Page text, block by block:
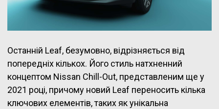
Останній Leaf, безумовно, відрізняється від
попередніх кількох. Його стиль натхненний
концептом Nissan Chill-Out, представленим ще у
2021 році, причому новий Leaf переносить кілька
ключових елементів, таких як унікальна